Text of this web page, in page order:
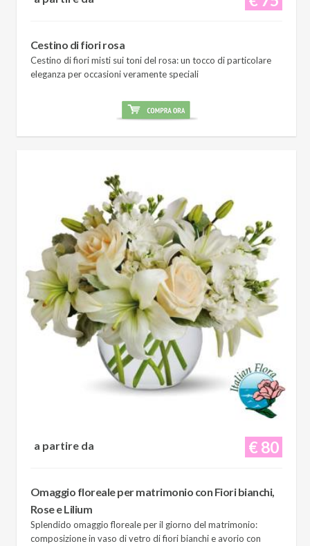
Cestino di fiori rosa
Cestino di fiori misti sui toni del rosa: un tocco di particolare
eleganza per occasioni veramente speciali
€ 80
a partire da
Omaggio floreale per matrimonio con Fiori bianchi,
Rose e Lilium
Splendido omaggio floreale per il giorno del matrimonio:
composizione in vaso di vetro di fiori bianchi e avorio con